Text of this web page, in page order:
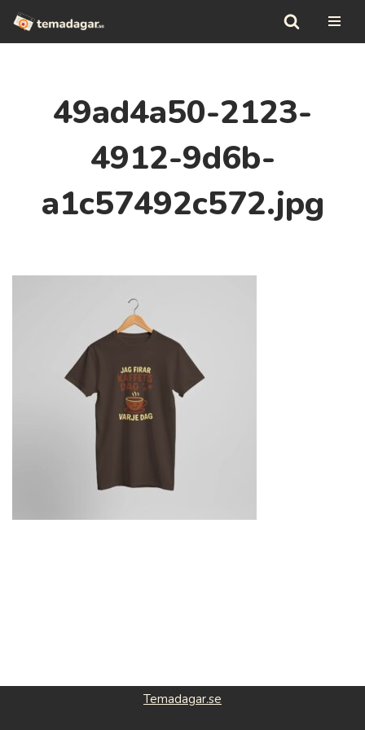
Hoppa
49ad4a50-2123-
4912-9d6b-
a1c57492c572.jpg
Temadagar.se